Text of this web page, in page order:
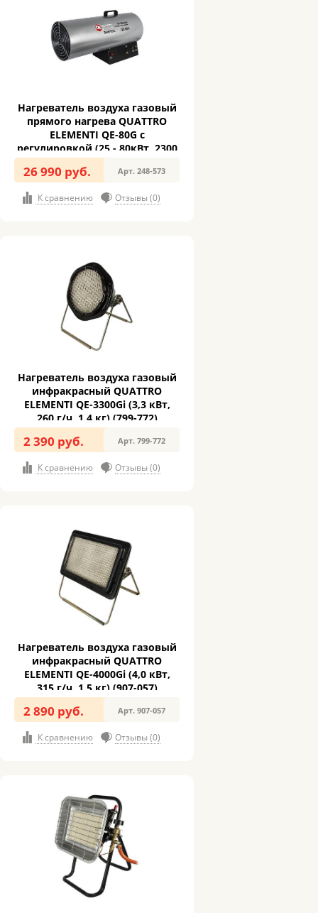
Нагреватель воздуха газовый
прямого нагрева QUATTRO
ELEMENTI QE-80G с
регулировкой (25 - 80кВт, 2300
м.куб/ч, 5,9 л/ч, 13,5кг) (248-
573)
26 990 руб. Арт. 248-573
К сравнению Отзывы (0)
Нагреватель воздуха газовый
инфракрасный QUATTRO
ELEMENTI QE-3300Gi (3,3 кВт,
260 г/ч, 1,4 кг) (799-772)
2 390 руб. Арт. 799-772
К сравнению Отзывы (0)
Нагреватель воздуха газовый
инфракрасный QUATTRO
ELEMENTI QE-4000Gi (4,0 кВт,
315 г/ч, 1,5 кг) (907-057)
2 890 руб. Арт. 907-057
К сравнению Отзывы (0)